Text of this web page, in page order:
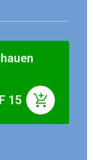
15